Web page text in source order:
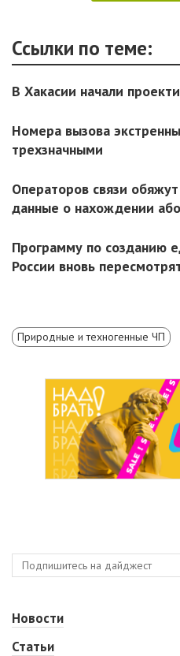
Ссылки по теме:
В Хакасии начали
Номера вызова
трехзначными
Операторов связи
данные о нахождении
Программу по созданию
России вновь
Природные и техногенные ЧП
Новости
Статьи